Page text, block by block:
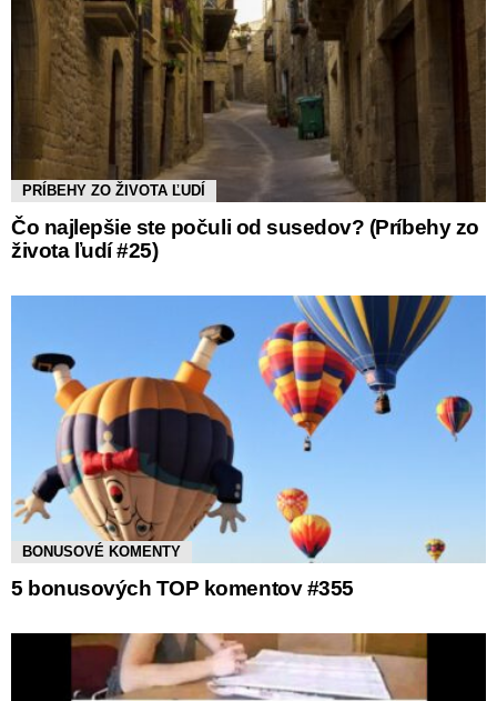
PRÍBEHY ZO ŽIVOTA ĽUDÍ
Čo najlepšie ste počuli od susedov? (Príbehy zo
života ľudí #25)
BONUSOVÉ KOMENTY
5 bonusových TOP komentov #355